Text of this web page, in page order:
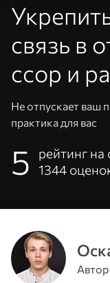
Адрес
эл. почты
связь в
ссор и
Не отпускает ваш
практика для вас
5
рейтинг на
1344
Автор